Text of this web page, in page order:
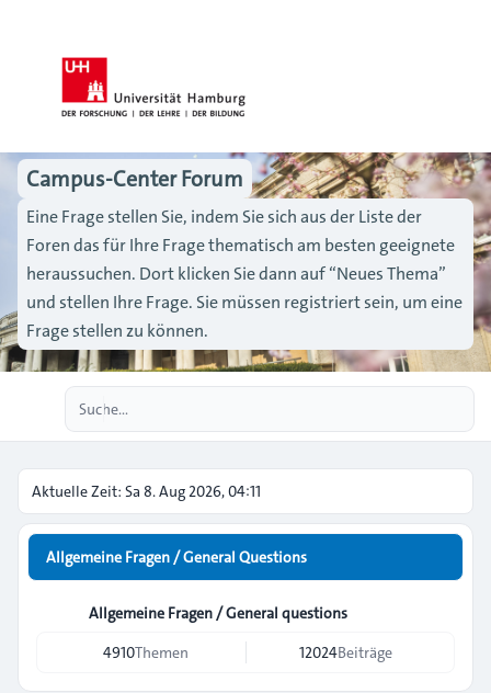
Campus-Center Forum
Eine Frage stellen Sie, indem Sie sich aus der Liste der
Foren das für Ihre Frage thematisch am besten geeignete
heraussuchen. Dort klicken Sie dann auf “Neues Thema”
und stellen Ihre Frage. Sie müssen registriert sein, um eine
Frage stellen zu können.
Aktuelle Zeit: Sa 8. Aug 2026, 04:11
Allgemeine Fragen / General Questions
Allgemeine Fragen / General questions
4910Themen 12024Beiträge